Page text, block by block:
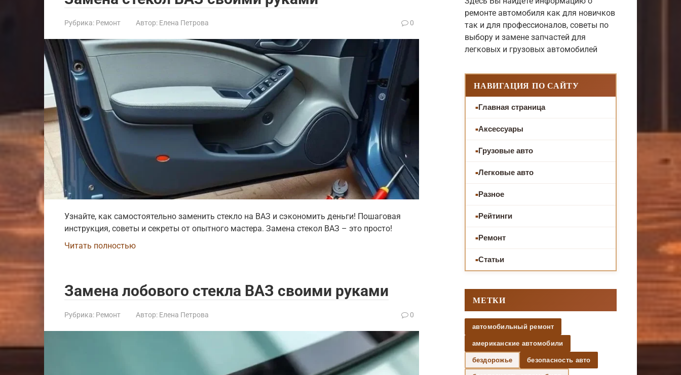
Рубрика: Ремонт Автор: Елена Петрова 0
Узнайте, как самостоятельно заменить стекло на ВАЗ и сэкономить деньги! Пошаговая
инструкция, советы и секреты от опытного мастера. Замена стекол ВАЗ – это просто!
Читать полностью
Замена лобового стекла ВАЗ своими руками
Рубрика: Ремонт Автор: Елена Петрова 0
ремонте автомобиля как для новичков
так и для профессионалов, советы по
выбору и замене запчастей для
легковых и грузовых автомобилей
НАВИГАЦИЯ ПО САЙТУ
Главная страница
Аксессуары
Грузовые авто
Легковые авто
Разное
Рейтинги
Ремонт
Статьи
МЕТКИ
автомобильный ремонт
американские автомобили
бездорожье безопасность авто